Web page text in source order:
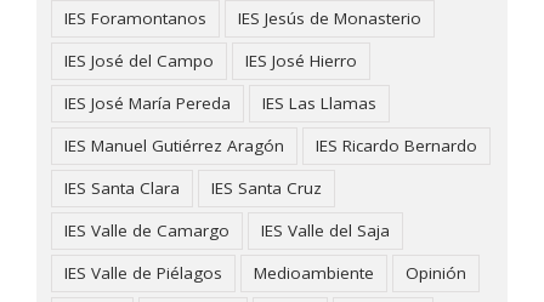
IES Foramontanos
IES Jesús de Monasterio
IES José del Campo
IES José Hierro
IES José María Pereda
IES Las Llamas
IES Manuel Gutiérrez Aragón
IES Ricardo Bernardo
IES Santa Clara
IES Santa Cruz
IES Valle de Camargo
IES Valle del Saja
IES Valle de Piélagos
Medioambiente
Opinión